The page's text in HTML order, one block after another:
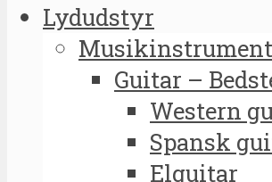
Lydudstyr
Guitar –
Western
Spansk
Elguitar